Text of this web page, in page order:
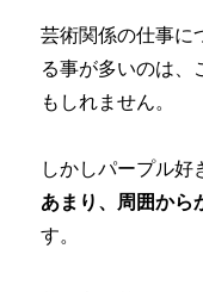
芸術関係の仕事に
る事が多いのは、
もしれません。
しかしパープル好
あまり、周囲から
す。